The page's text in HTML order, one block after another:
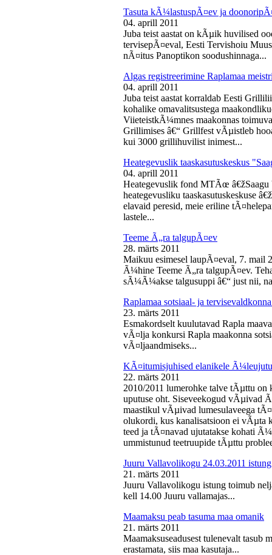
Tasuta kÃ¼lastuspÃ¤ev ja
04. aprill 2011
Juba teist aastat on kÃµik huvilised
tervisepÃ¤eval, Eesti Tervishoiu
nÃ¤itus Panoptikon soodushinnaga...
Algas registreerimine Raplamaa
04. aprill 2011
Juba teist aastat korraldab Eesti
kohalike omavalitsustega
ViieteistkÃ¼mnes maakonnas
Grillimises â€“ Grillfest vÃµistleb
kui 3000 grillihuvilist inimest...
Heategevuslik taaskasutuskeskus
04. aprill 2011
Heategevuslik fond MTÃœ â€žSaagu
heategevusliku taaskasutuskeskuse
elavaid peresid, meie eriline
lastele...
Teeme Ã„ra talgupÃ¤ev
28. märts 2011
Maikuu esimesel laupÃ¤eval, 7.
Ã¼hine Teeme Ã„ra talgupÃ¤ev.
sÃ¼Ã¼akse talgusuppi â€“ just nii,
Raplamaa sotsiaal- ja
23. märts 2011
Esmakordselt kuulutavad Rapla
vÃ¤lja konkursi Rapla maakonna
vÃ¤ljaandmiseks...
KÃ¤itumisjuhised elanikele
22. märts 2011
2010/2011 lumerohke talve tÃµttu on
uputuse oht. Siseveekogud vÃµivad
maastikul vÃµivad lumesulaveega
olukordi, kus kanalisatsioon ei vÃµta
teed ja tÃ¤navad ujutatakse kohati
ummistunud teetruupide tÃµttu
Juuru Vallavolikogu 24.03.2011 istung
21. märts 2011
Juuru Vallavolikogu istung toimub
kell 14.00 Juuru vallamajas...
Maamaksu peab tasuma maa omanik
21. märts 2011
Maamaksuseadusest tulenevalt tasub
erastamata, siis maa kasutaja...